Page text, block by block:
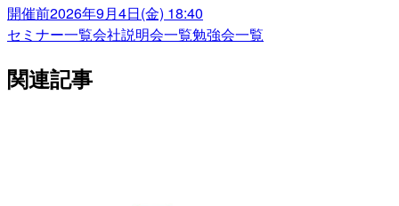
開催前2026年9月4日(金) 18:40
セミナー一覧会社説明会一覧勉強会一覧
関連記事